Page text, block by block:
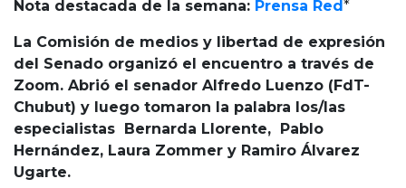
Cruz del Eje
La Carlota y zona
Laboulaye y sur
Bell Ville
Río Tercero
Despeñaderos
Nota destacada de la semana: Prensa Red*
La Comisión de medios y libertad de expresión
del Senado organizó el encuentro a través de
Zoom. Abrió el senador Alfredo Luenzo (FdT-
Chubut) y luego tomaron la palabra los/las
especialistas Bernarda Llorente, Pablo
Hernández, Laura Zommer y Ramiro Álvarez
Ugarte.